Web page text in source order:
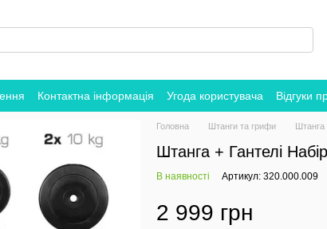
Контактна інформація Угода користувача Відгуки
Головна Штанги та грифи Штанга
Штанга + Гантелі
В наявності Артикул: 320.000.009
2 999 грн